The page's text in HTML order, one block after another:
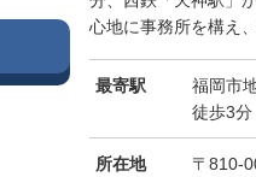
心地に事務所を構え
最寄駅
福岡市
徒歩3分
所在地
〒810-